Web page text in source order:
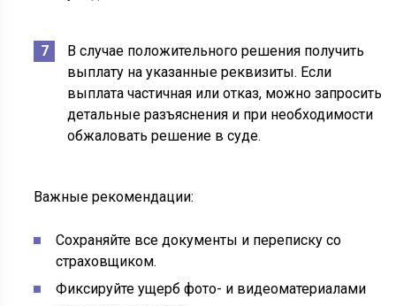
В случае положительного решения получить
выплату на указанные реквизиты. Если
выплата частичная или отказ, можно запросить
детальные разъяснения и при необходимости
обжаловать решение в суде.
Важные рекомендации:
Сохраняйте все документы и переписку со
страховщиком.
Фиксируйте ущерб фото- и видеоматериалами